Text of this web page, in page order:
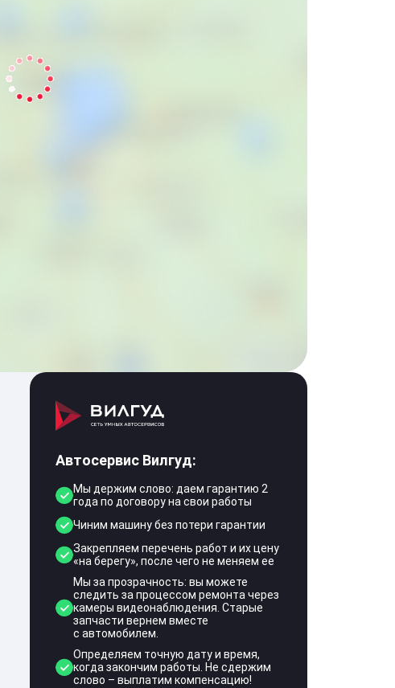
Автосервис Вилгуд:
Мы держим слово: даем гарантию 2
года по договору на свои работы
Чиним машину без потери гарантии
Закрепляем перечень работ и их цену
«на берегу», после чего не меняем ее
Мы за прозрачность: вы можете
следить за процессом ремонта через
камеры видеонаблюдения. Старые
запчасти вернем вместе
с автомобилем.
Определяем точную дату и время,
когда закончим работы. Не сдержим
слово – выплатим компенсацию!